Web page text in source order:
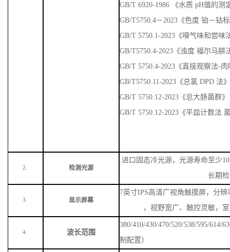
GB/T 6920-1986 《水质 pH值的测
GB/T5750.4－2023《色度 铂－钴
GB/T 5750.1-2023《嗅气味和尝味
GB/T5750.4-2023《浊度 福尔马肼
GB/T 5750.4-2023《直接观察法-
GB/T5750.11-2023《总氯 DPD 法
GB/T 5750.12-2023《总大肠菌群》
GB/T 5750.12-2023《平皿计数法
2. 检测光源
进口固态冷光源，光源寿命至少
长期
3. 显示屏幕
7英寸IPS高清广视角触摸屏，分
，视野宽广、触控灵敏，
4. 波长范围
380/410/430/470/520/538/595/614/
制配置）